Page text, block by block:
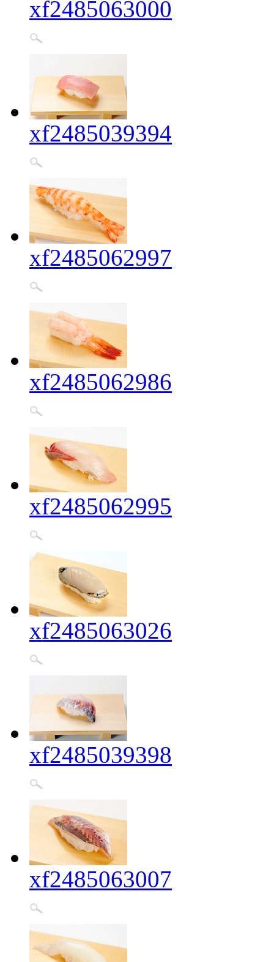
xf2485063000
xf2485039394
xf2485062997
xf2485062986
xf2485062995
xf2485063026
xf2485039398
xf2485063007